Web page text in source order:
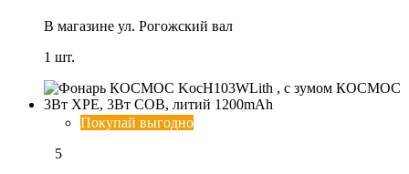
В магазине ул. Рогожский вал
1 шт.
Покупай выгодно
5